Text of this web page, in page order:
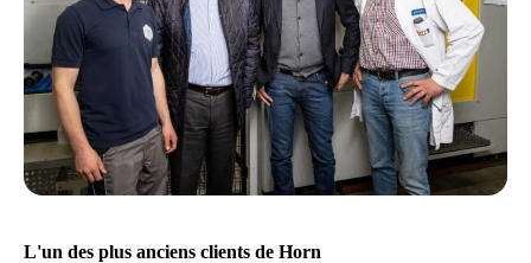
L'un des plus anciens clients de Horn